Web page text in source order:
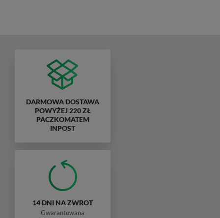
DARMOWA DOSTAWA
POWYŻEJ 220 ZŁ
PACZKOMATEM
INPOST
14 DNI NA ZWROT
Gwarantowana